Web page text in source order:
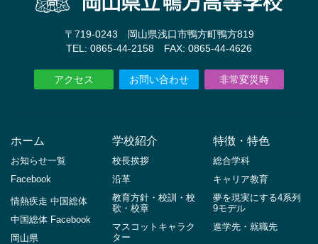
〒719-0243 岡山県浅口市鴨方町鴨方819
TEL: 0865-44-2158 FAX: 0865-44-4626
アクセス お問い合わせ 非常変災時
ホーム
お知らせ一覧
Facebook
情熱疾走 中国総体
中国総体 Facebook
岡山県
学校紹介
校長挨拶
沿革
教育方針・校訓・校
歌・校章
マスコットキャラク
ター
特徴・特色
総合学科
キャリア教育
夢を現実にする4系列
9モデル
進学先・就職先